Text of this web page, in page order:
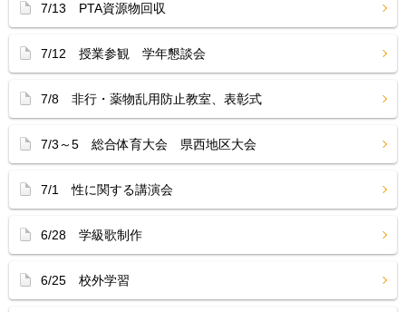
7/13 PTA資源物回収
7/12 授業参観 学年懇談会
7/8 非行・薬物乱用防止教室、表彰式
7/3～5 総合体育大会 県西地区大会
7/1 性に関する講演会
6/28 学級歌制作
6/25 校外学習